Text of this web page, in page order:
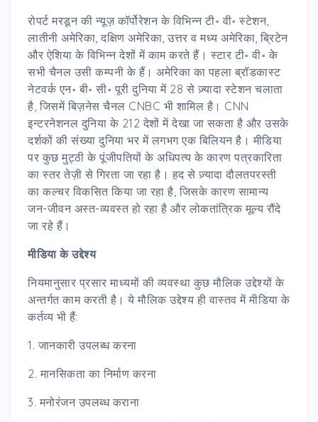
रोपर्ट मरडून की न्यूज़ कॉर्पोरेशन के विभिन्न टी॰ वी॰ स्टेशन,
लातीनी अमेरिका, दक्षिण अमेरिका, उत्तर व मध्य अमेरिका, ब्रिटेन
और ऐशिया के विभिन्न देशों में काम करते हैं। स्टार टी॰ वी॰ के
सभी चैनल उसी कम्पनी के हैं। अमेरिका का पहला ब्रॉडकास्ट
नेटवर्क एन॰ बी॰ सी॰ पूरी दुनिया में 28 से ज़्यादा स्टेशन चलाता
है, जिसमें बिज़नेस चैनल CNBC भी शामिल है। CNN
इन्टरनेशनल दुनिया के 212 देशों में देखा जा सकता है और उसके
दर्शकों की संख्या दुनिया भर में लगभग एक बिलियन है। मीडिया
पर कुछ मुट्ठी के पूंजीपतियों के अधिपत्य के कारण पत्रकारिता
का स्तर तेज़ी से गिरता जा रहा है। हद से ज़्यादा दौलतपरस्ती
का कल्चर विकसित किया जा रहा है, जिसके कारण सामान्य
जन-जीवन अस्त-व्यवस्त हो रहा है और लोकतांत्रिक मूल्य रौंदे
जा रहे हैं।
मीडिया के उद्देश्य
नियमानुसार प्रसार माध्यमों की व्यवस्था कुछ मौलिक उद्देश्यों के
अन्तर्गत काम करती है। ये मौलिक उद्देश्य ही वास्तव में मीडिया के
कर्तव्य भी हैं:
1. जानकारी उपलब्ध करना
2. मानसिकता का निर्माण करना
3. मनोरंजन उपलब्ध कराना